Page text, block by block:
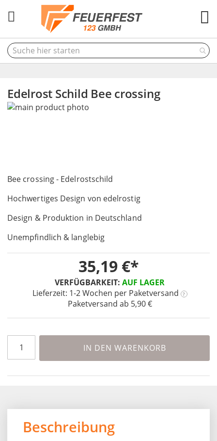
Edelrost Schild Bee crossing
Bee crossing - Edelrostschild
Hochwertiges Design von edelrostig
Design & Produktion in Deutschland
Unempfindlich & langlebig
VERFÜGBARKEIT: AUF LAGER
Lieferzeit: 1-2 Wochen per Paketversand ?
Paketversand ab 5,90 €
35,19 €
IN DEN WARENKORB
Skip
gallery
to
beginning
the
images
gallery
Beschreibung